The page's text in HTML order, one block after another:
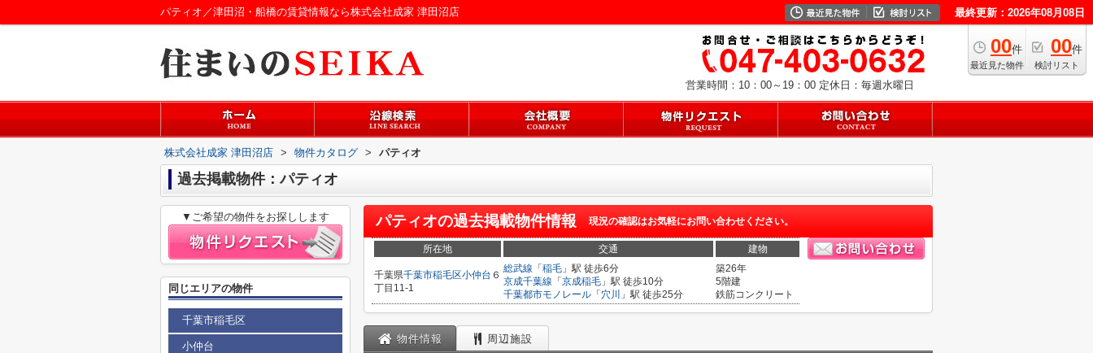
パティオ／津田沼・船橋の賃貸情報なら株式会社成家 津田沼店 最終更新：2026年08月08日
00件
最近見た物件
00件
検討リスト
営業時間：10：00～19：00 定休日：毎週水曜日
株式会社成家 津田沼店 > 物件カタログ > パティオ
過去掲載物件：パティオ
パティオの過去掲載物件情報 現況の確認はお気軽にお問い合わせください。
所在地 交通 建物
千葉県千葉市稲毛区小仲台 ６
丁目11-1
総武線 「 稲毛 」駅 徒歩6分
京成千葉線 「 京成稲毛 」駅 徒歩10分
千葉都市モノレール 「 穴川 」駅 徒歩25分
築26年
5階建
鉄筋コンクリート
物件情報 周辺施設
▼ご希望の物件をお探しします
同じエリアの物件
千葉市稲毛区
小仲台